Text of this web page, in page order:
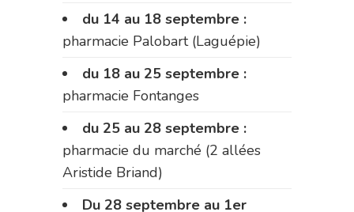
du 14 au 18 septembre :
pharmacie Palobart (Laguépie)
du 18 au 25 septembre :
pharmacie Fontanges
du 25 au 28 septembre :
pharmacie du marché (2 allées
Aristide Briand)
Du 28 septembre au 1er